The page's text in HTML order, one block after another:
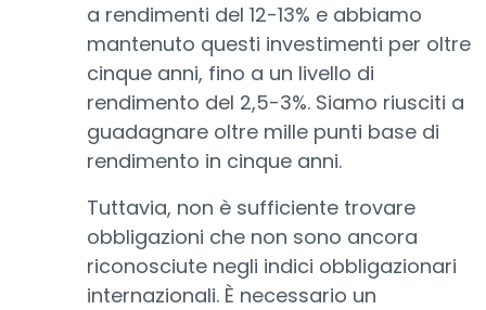
a rendimenti del 12-13% e abbiamo
mantenuto questi investimenti per oltre
cinque anni, fino a un livello di
rendimento del 2,5-3%. Siamo riusciti a
guadagnare oltre mille punti base di
rendimento in cinque anni.
Tuttavia, non è sufficiente trovare
obbligazioni che non sono ancora
riconosciute negli indici obbligazionari
internazionali. È necessario un